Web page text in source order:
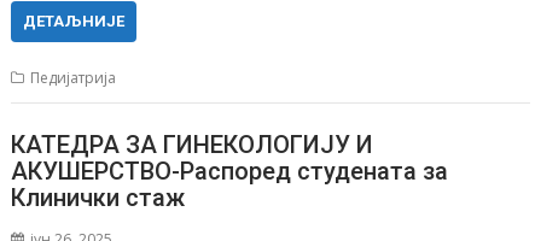
ДЕТАЉНИЈЕ
Педијатрија
КАТЕДРА ЗА ГИНЕКОЛОГИЈУ И
АКУШЕРСТВО-Распоред студената за
Клинички стаж